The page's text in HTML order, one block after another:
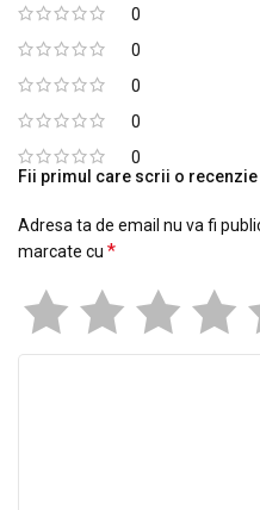
0
0
0
0
0
Fii primul care scrii o recenzie
Adresa ta de email nu va fi
marcate cu *